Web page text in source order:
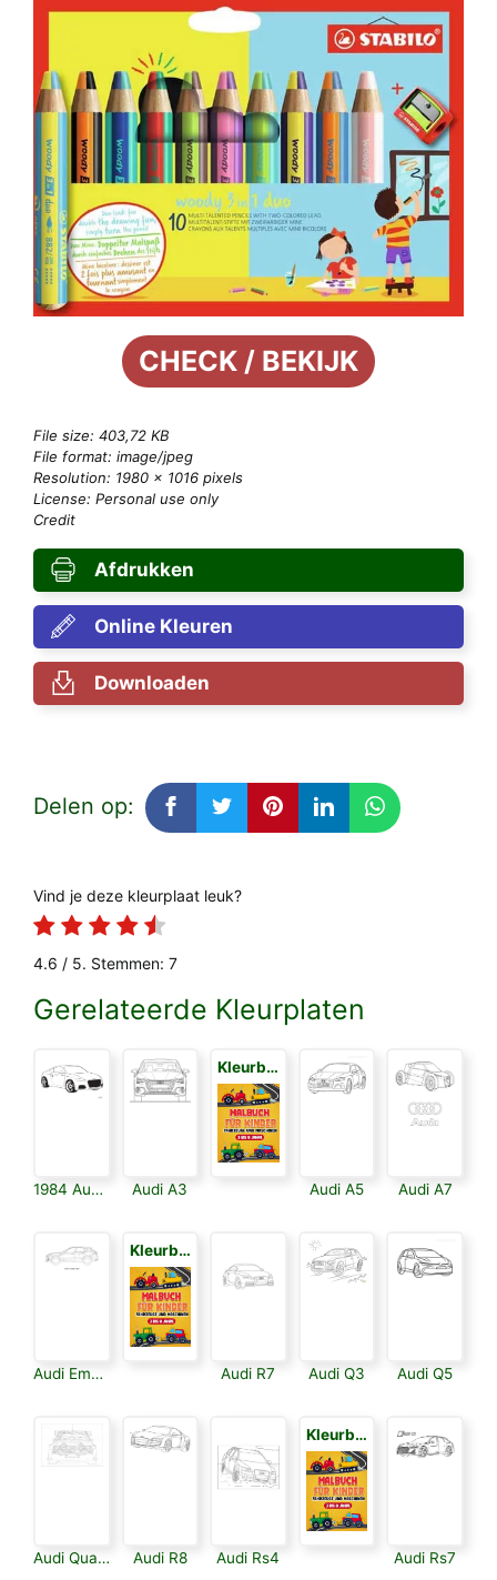
CHECK / BEKIJK
File size: 403,72 KB
File format: image/jpeg
Resolution: 1980 × 1016 pixels
License: Personal use only
Credit
Afdrukken
Online Kleuren
Downloaden
Delen op:
Vind je deze kleurplaat leuk?
4.6 / 5. Stemmen: 7
Gerelateerde Kleurplaten
1984 Audi Sport Quattro S1 Audi A3
Kleurboek voor Kinderen 3
Audi A5 Audi A7
Audi Embleem
Kleurboek voor Kinderen 3
Audi R7 Audi Q3 Audi Q5
Audi Quattro Audi R8 Audi Rs4
Kleurboek voor Kinderen 3
Audi Rs7